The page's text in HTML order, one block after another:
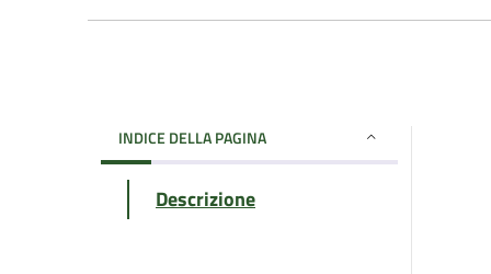
INDICE DELLA PAGINA
Descrizione